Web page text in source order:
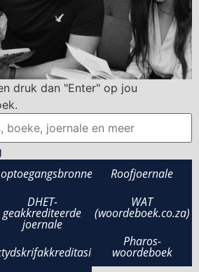
druk dan "Enter" op jou
DHET-
geakkrediteerde
joernale
Roofjoernale
WAT
(woordeboek.co.za)
Pharos-
woordeboek